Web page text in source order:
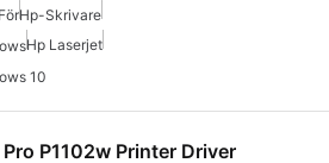
Hp-Skrivare
Hp Laserjet
10
P1102w Printer Driver